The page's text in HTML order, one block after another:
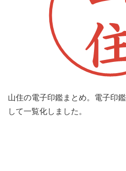
山住の電子印鑑まとめ。電子印
して一覧化しました。